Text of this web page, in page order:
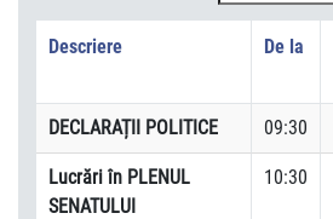
Descriere De la
DECLARAȚII POLITICE 09:30
Lucrări în PLENUL
SENATULUI
10:30